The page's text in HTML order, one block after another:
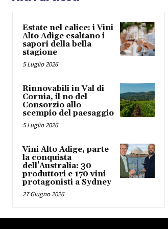
Estate nel calice: i Vini
Alto Adige esaltano i
sapori della bella
stagione
5 Luglio 2026
Rinnovabili in Val di
Cornia, il no del
Consorzio allo
scempio del paesaggio
5 Luglio 2026
Vini Alto Adige, parte
la conquista
dell’Australia: 30
produttori e 170 vini
protagonisti a Sydney
27 Giugno 2026